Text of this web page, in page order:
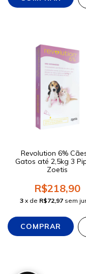
Revolution 6%
Gatos até 2,5kg 3
Zoetis
R$218,90
3 x de R$72,97 sem